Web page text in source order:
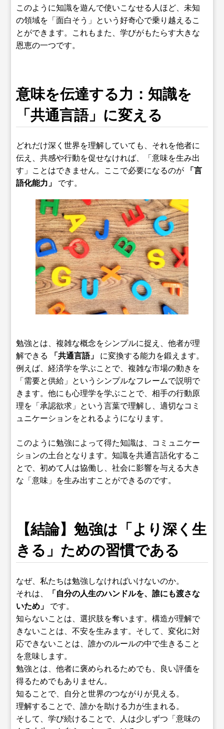
このように知識を遊んで使いこなせる人ほど、未知
の領域を「面白そう」という好奇心で乗り越えるこ
とができます。これもまた、学びがもたらす大きな
恩恵の一つです。
意味を伝達する力：知識を
「共通言語」に変える
どれだけ深く世界を理解していても、それを他者に
伝え、共感や行動を促せなければ、「意味を生み出
す」ことはできません。ここで必要になるのが 「言
語化能力」 です。
勉強とは、複雑な概念をシンプルに捉え、他者が理
解できる
「共通言語」 に変換する能力を鍛えます。
例えば、経済学を学ぶことで、複雑な市場の動きを
「需要と供給」というシンプルなフレームで説明で
きます。他にも心理学を学ぶことで、相手の行動原
理を「承認欲求」という言葉で理解し、適切なコミ
ュニケーションをとれるようになります。
このように勉強によって得た知識は、コミュニケー
ションの土台となります。知識を共通言語化するこ
とで、初めて人は協働し、社会に影響を与える大き
な「意味」を生み出すことができるのです。
【結論】勉強は「より深く生
きる」ための習慣である
なぜ、私たちは勉強しなければいけないのか。
それは、
「自分の人生のハンドルを、誰にも渡さな
いため」 です。
知らないことは、選択肢を奪います。構造が理解で
きないことは、不安を生みます。そして、変化に対
応できないことは、誰かのルールの中で生きること
を意味します。
勉強とは、他者に褒められるためでも、良い評価を
得るためでもありません。
知ることで、自分と世界のつながりが見える。
理解することで、誰かを助ける力が生まれる。
そして、学び続けることで、人は少しずつ「意味の